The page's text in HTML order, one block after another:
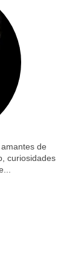
de
curiosidades